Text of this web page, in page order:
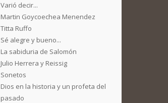
Varió decir...
Martin Goycoechea Menendez
Titta Ruffo
Sé alegre y bueno...
La sabiduria de Salomón
Julio Herrera y Reissig
Sonetos
Dios en la historia y un profeta del
pasado